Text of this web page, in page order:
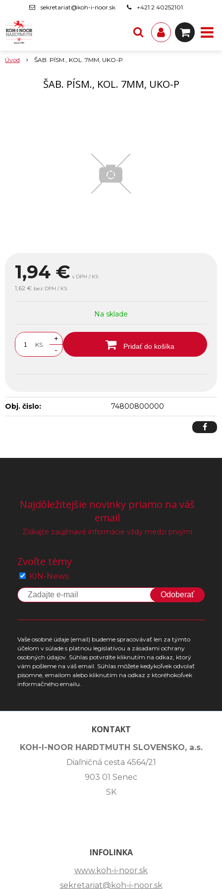
sekretariat@koh-i-noor.sk +421 2 40252101
Úvod ŠAB. PÍSM., KOL. 7MM, UKO-P
ŠAB. PÍSM., KOL. 7MM, UKO-P
1,94 € s DPH / KS
1,62 € bez DPH / KS
Na sklade
KS
+
-
Pridať do košíka
Obj. čislo: 74800800000
Najdôležitejšie novinky priamo na váš
email
Získajte zaujímavé informácie vždy medzi prvými
Zvoľte témy
KIN-News
Odoberať
Vaše osobné údaje (email) budeme spracovávať len za týmto
účelom v súlade s platnou legislatívou a zásadami ochrany
osobných údajov. Súhlas potvrdíte kliknutím na odkaz, ktorý
vám pošleme na váš email. Súhlas môžete kedykoľvek odvolať
písomne, emailom alebo kliknutím na odkaz z ktoréhokoľvek
informačného emailu.
KONTAKT
KOH-I-NOOR HARDTMUTH SLOVENSKO, a.s.
Diaľničná cesta 4564/21
903 01 Senec
SK
INFOLINKA
www.koh-i-noor.sk
sekretariat@koh-i-noor.sk